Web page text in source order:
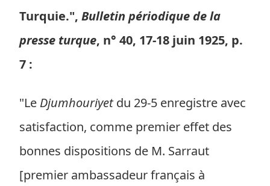
Turquie.", Bulletin périodique de la
presse turque, n° 40, 17-18 juin 1925, p.
7 :
"Le Djumhouriyetdu 29-5 enregistre avec
satisfaction, comme premier effet des
bonnes dispositions de M. Sarraut
[premier ambassadeur français à